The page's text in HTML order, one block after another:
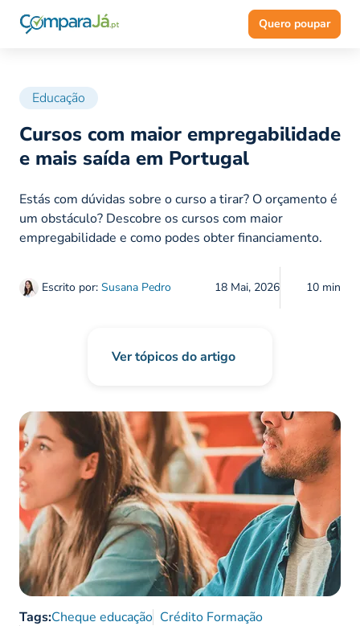
Quero poupar
Educação
Cursos com maior empregabilidade
e mais saída em Portugal
Escrito por: Susana Pedro 18 Mai, 2026 10 min
Estás com dúvidas sobre o curso a tirar? O orçamento é
um obstáculo? Descobre os cursos com maior
empregabilidade e como podes obter financiamento.
Ver tópicos do artigo
Tags:Cheque educação Crédito Formação